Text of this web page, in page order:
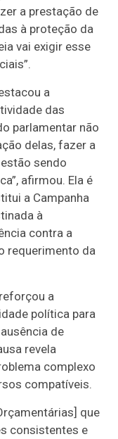
a prestação de
à proteção da
vai exigir esse
a
das
parlamentar não
delas, fazer a
sendo
afirmou. Ela é
a Campanha
à
contra a
requerimento da
a
política para
de
revela
complexo
compatíveis.
que
consistentes e